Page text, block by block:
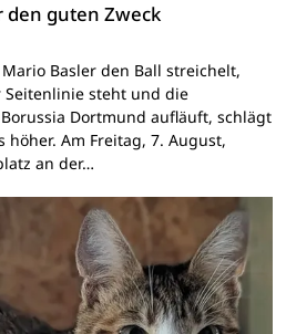
den guten Zweck
Basler den Ball streichelt,
Seitenlinie steht und die
Dortmund aufläuft, schlägt
höher. Am Freitag, 7. August,
an der…